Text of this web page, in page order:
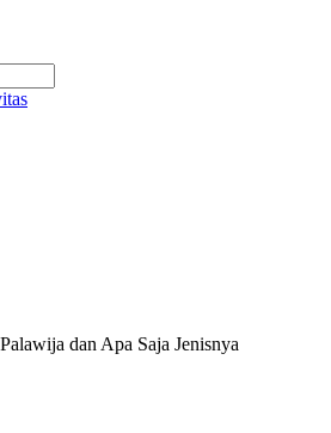
dan Apa Saja Jenisnya